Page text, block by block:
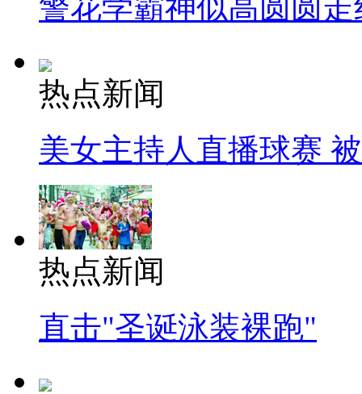
警花学霸神似高圆圆走
热点新闻
美女主持人直播球赛
热点新闻
直击"圣诞泳装裸跑"